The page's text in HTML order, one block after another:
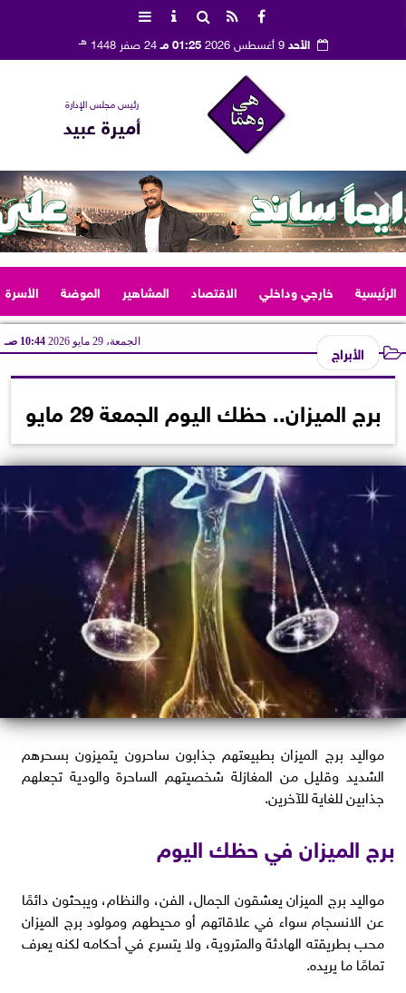
الأحد9 أغسطس 2026 01:25 مـ 24 صفر 1448 هـ
رئيس مجلس الإدارة
أميرة عبيد
الرئيسية خارجي وداخلي الاقتصاد المشاهير الموضة الأسرة
الأبراج الجمعة، 29 مايو 2026 10:44 صـ
برج الميزان.. حظك اليوم الجمعة 29 مايو
مواليد برج الميزان بطبيعتهم جذابون ساحرون يتميزون بسحرهم
الشديد وقليل من المغازلة شخصيتهم الساحرة والودية تجعلهم
جذابين للغاية للآخرين.
برج الميزان في حظك اليوم
مواليد برج الميزان يعشقون الجمال، الفن، والنظام، ويبحثون دائمًا
عن الانسجام سواء في علاقاتهم أو محيطهم ومولود برج الميزان
محب بطريقته الهادئة والمتروية، ولا يتسرع في أحكامه لكنه يعرف
تمامًا ما يريده.